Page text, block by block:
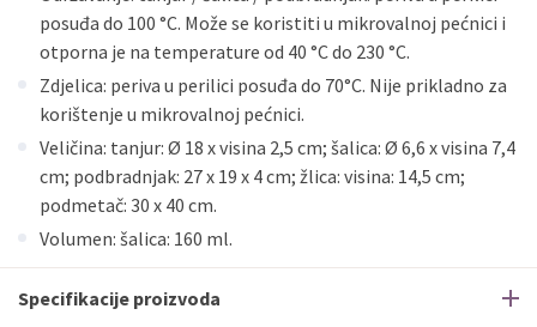
posuđa do 100 °C. Može se koristiti u mikrovalnoj pećnici i
otporna je na temperature od 40 °C do 230 °C.
Zdjelica: periva u perilici posuđa do 70°C. Nije prikladno za
korištenje u mikrovalnoj pećnici.
Veličina: tanjur: Ø 18 x visina 2,5 cm; šalica: Ø 6,6 x visina 7,4
cm; podbradnjak: 27 x 19 x 4 cm; žlica: visina: 14,5 cm;
podmetač: 30 x 40 cm.
Volumen: šalica: 160 ml.
Specifikacije proizvoda